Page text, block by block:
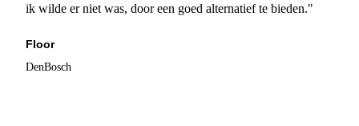
ik wilde er niet was, door een goed alternatief te bieden."
Floor
DenBosch